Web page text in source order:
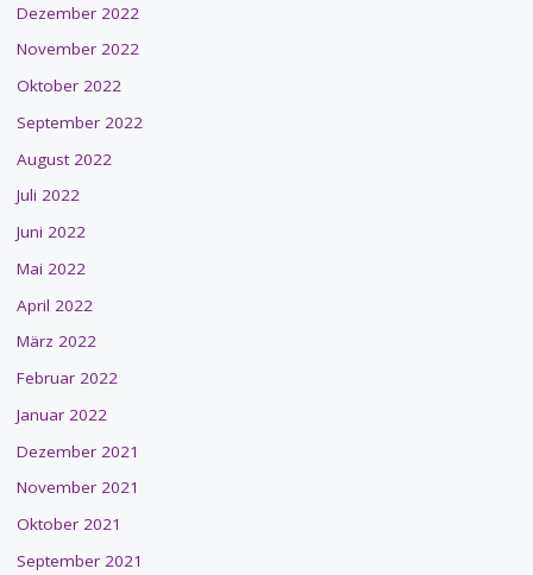
Dezember 2022
November 2022
Oktober 2022
September 2022
August 2022
Juli 2022
Juni 2022
Mai 2022
April 2022
März 2022
Februar 2022
Januar 2022
Dezember 2021
November 2021
Oktober 2021
September 2021